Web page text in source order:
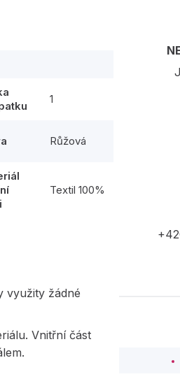
1
Růžová
Textil 100%
využity žádné
Vnitřní část